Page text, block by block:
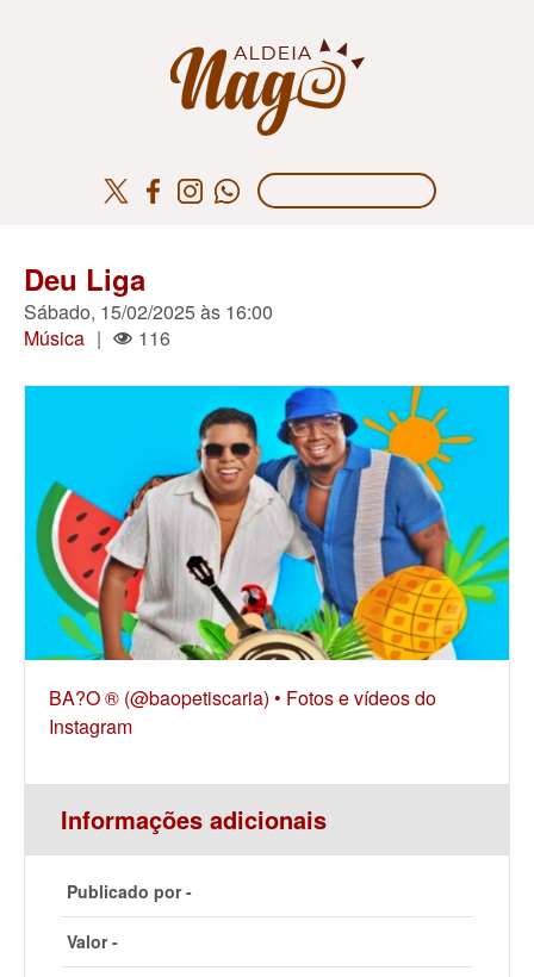
Deu Liga
Sábado, 15/02/2025 às 16:00
Música | 116
BA?O ® (@baopetiscaria) • Fotos e vídeos do
Instagram
Informações adicionais
Publicado por -
Valor -